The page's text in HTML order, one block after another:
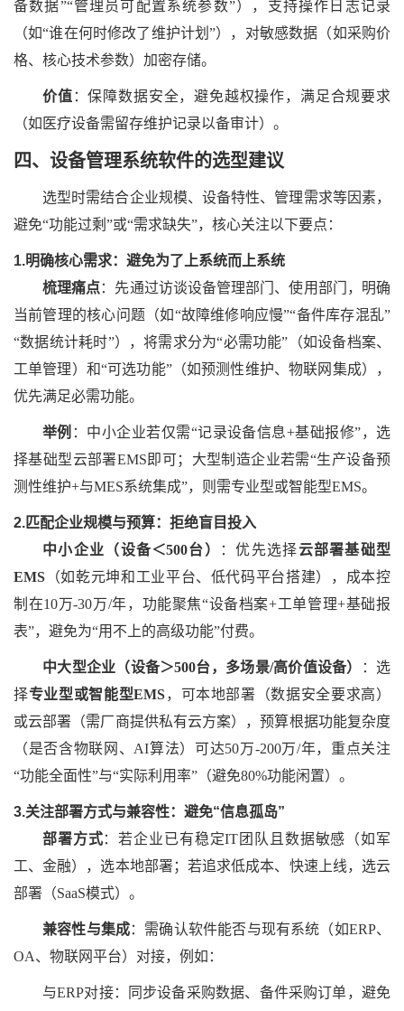
备数据”“管理员可配置系统参数”），支持操作日志记录
（如“谁在何时修改了维护计划”），对敏感数据（如采购价
格、核心技术参数）加密存储。
价值 ：保障数据安全，避免越权操作，满足合规要求
（如医疗设备需留存维护记录以备审计）。
四、 设备管理系统软件的选型建议
选型时需结合企业规模、设备特性、管理需求等因素，
避免“功能过剩”或“需求缺失”，核心关注以下要点：
1.明确核心需求：避免为了上系统而上系统
梳理痛点：先通过访谈设备管理部门、使用部门，明确
当前管理的核心问题（如“故障维修响应慢”“备件库存混乱”
“数据统计耗时”），将需求分为“必需功能”（如设备档案、
工单管理）和“可选功能”（如预测性维护、物联网集成），
优先满足必需功能。
举例 ：中小企业若仅需“记录设备信息+基础报修”，选
择基础型云部署EMS即可；大型制造企业若需“生产设备预
测性维护+与MES系统集成”，则需专业型或智能型EMS。
2.匹配企业规模与预算：拒绝盲目投入
中小企业（设备＜500台） ：优先选择云部署基础型
EMS （如乾元坤和工业平台、低代码平台搭建），成本控
制在10万-30万/年，功能聚焦“设备档案+工单管理+基础报
表”，避免为“用不上的高级功能”付费。
中大型企业（设备＞500台，多场景/高价值设备）
：选
择专业型或智能型EMS，可本地部署（数据安全要求高）
或云部署（需厂商提供私有云方案），预算根据功能复杂度
（是否含物联网、 AI算法）可达50万-200万/年，重点关注
“功能全面性”与“实际利用率”（避免80%功能闲置）。
3.关注部署方式与兼容性：避免“信息孤岛”
部署方式：若企业已有稳定IT团队且数据敏感（如军
工、金融），选本地部署；若追求低成本、快速上线，选云
部署（SaaS模式）。
兼容性与集成：需确认软件能否与现有系统（如ERP、
OA、物联网平台）对接，例如：
与ERP对接：同步设备采购数据、备件采购订单，避免